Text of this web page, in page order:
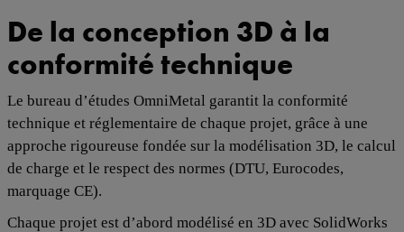
De la conception 3D à la
conformité technique
Le bureau d’études OmniMetal garantit la conformité
technique et réglementaire de chaque projet, grâce à une
approche rigoureuse fondée sur la modélisation 3D, le calcul
de charge et le respect des normes (DTU, Eurocodes,
marquage CE).
Chaque projet est d’abord modélisé en 3D avec SolidWorks